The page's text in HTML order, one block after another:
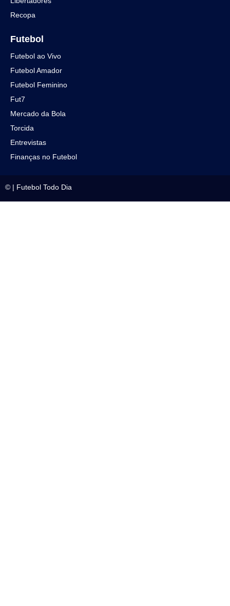
Recopa
Futebol
Futebol ao Vivo
Futebol Amador
Futebol Feminino
Fut7
Mercado da Bola
Torcida
Entrevistas
Finanças no Futebol
© | Futebol Todo Dia